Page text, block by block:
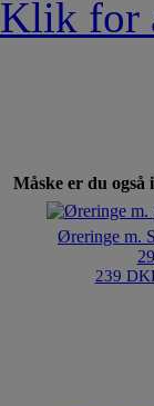
Klik for
Måske er du også
Øreringe m.
239